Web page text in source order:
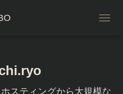
スティングから大規模な